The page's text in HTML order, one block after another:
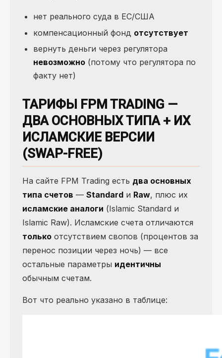
нет реального суда в ЕС/США
компенсационный фонд отсутствует
вернуть деньги через регулятора
невозможно (потому что регулятора по
факту нет)
ТАРИФЫ FPM TRADING —
ДВА ОСНОВНЫХ ТИПА + ИХ
ИСЛАМСКИЕ ВЕРСИИ
(SWAP-FREE)
На сайте FPM Trading есть два основных
типа счетов — Standard и Raw, плюс их
исламские аналоги (Islamic Standard и
Islamic Raw). Исламские счета отличаются
только отсутствием свопов (процентов за
перенос позиции через ночь) — все
остальные параметры идентичны
обычным счетам.
Вот что реально указано в таблице: